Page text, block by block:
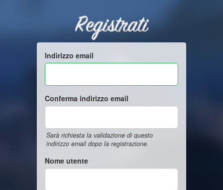
Registrati
Indirizzo email
Conferma indirizzo email
Sarà richiesta la validazione di questo
indirizzo email dopo la registrazione.
Nome utente